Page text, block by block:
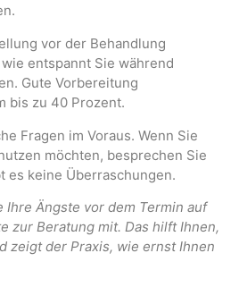
vor der Behandlung
entspannt Sie während
Gute Vorbereitung
bis zu 40 Prozent.
Fragen im Voraus. Wenn Sie
möchten, besprechen Sie
es keine Überraschungen.
Ihre Ängste vor dem Termin auf
zur Beratung mit. Das hilft Ihnen,
zeigt der Praxis, wie ernst Ihnen